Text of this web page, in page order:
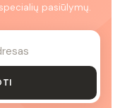
pasiūlymų.